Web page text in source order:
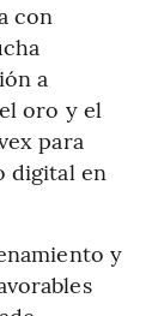
con
a
oro y el
para
digital en
y